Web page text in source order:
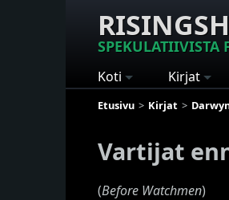
SPEKULATIIVISTA
Koti Kirjat
Etusivu Kirjat
Vartijat
(Before Watchmen)